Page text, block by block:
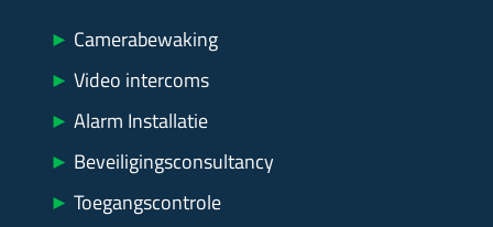
► Camerabewaking
► Video intercoms
► Alarm Installatie
► Beveiligingsconsultancy
► Toegangscontrole